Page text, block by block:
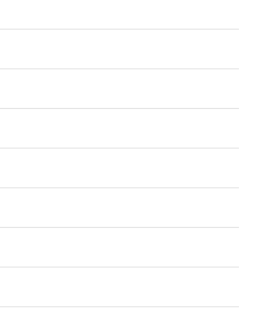
वर्ष तक के बच्चों को निःशुल्क दी
August 7, 2026
कृमि मुक्ति दिवस भारत सरकार द्वारा